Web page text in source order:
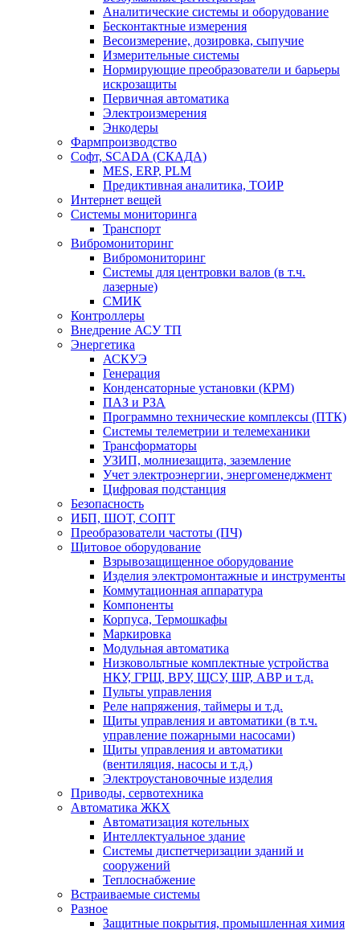
Аналитические системы и оборудование
Бесконтактные измерения
Весоизмерение, дозировка, сыпучие
Измерительные системы
Нормирующие преобразователи и барьеры
искрозащиты
Первичная автоматика
Электроизмерения
Энкодеры
Фармпроизводство
Софт, SCADA (СКАДА)
MES, ERP, PLM
Предиктивная аналитика, ТОИР
Интернет вещей
Системы мониторинга
Транспорт
Вибромониторинг
Вибромониторинг
Системы для центровки валов (в т.ч.
лазерные)
СМИК
Контроллеры
Внедрение АСУ ТП
Энергетика
АСКУЭ
Генерация
Конденсаторные установки (КРМ)
ПАЗ и РЗА
Программно технические комплексы (ПТК)
Системы телеметрии и телемеханики
Трансформаторы
УЗИП, молниезащита, заземление
Учет электроэнергии, энергоменеджмент
Цифровая подстанция
Безопасность
ИБП, ШОТ, СОПТ
Преобразователи частоты (ПЧ)
Щитовое оборудование
Взрывозащищенное оборудование
Изделия электромонтажные и инструменты
Коммутационная аппаратура
Компоненты
Корпуса, Термошкафы
Маркировка
Модульная автоматика
Низковольтные комплектные устройства
НКУ, ГРЩ, ВРУ, ЩСУ, ШР, АВР и т.д.
Пульты управления
Реле напряжения, таймеры и т.д.
Щиты управления и автоматики (в т.ч.
управление пожарными насосами)
Щиты управления и автоматики
(вентиляция, насосы и т.д.)
Электроустановочные изделия
Приводы, сервотехника
Автоматика ЖКХ
Автоматизация котельных
Интеллектуальное здание
Системы диспетчеризации зданий и
сооружений
Теплоснабжение
Встраиваемые системы
Разное
Защитные покрытия, промышленная химия